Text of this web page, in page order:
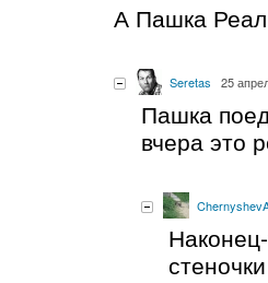
А Пашка Реал
Seretas 25
Пашка
вчера это